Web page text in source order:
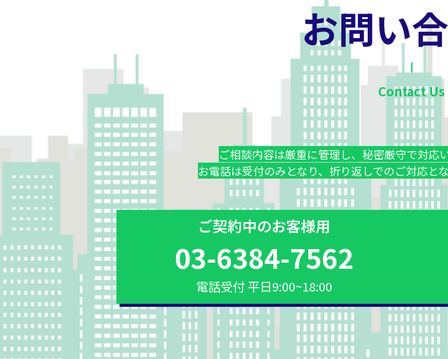
お問い
Contact Us
ご相談内容は厳重に管理し、秘密厳守で対応
お電話は受付のみとなり、折り返しでのご対応と
ご契約中のお客様用
03-6384-7562
電話受付 平日9:00~18:00